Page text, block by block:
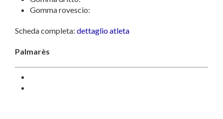
Gomma rovescio:
Scheda completa: dettaglio atleta
Palmarès